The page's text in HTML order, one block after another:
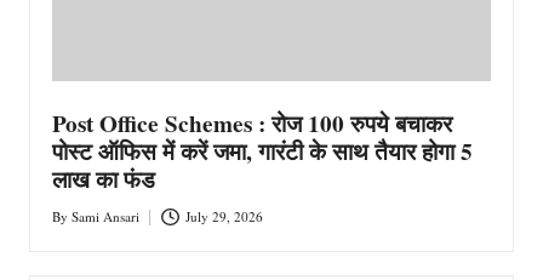
Post Office Schemes : रोज 100 रुपये बचाकर
पोस्ट ऑफिस में करें जमा, गारंटी के साथ तैयार होगा 5
लाख का फंड
Posted
By Sami Ansari July 29, 2026